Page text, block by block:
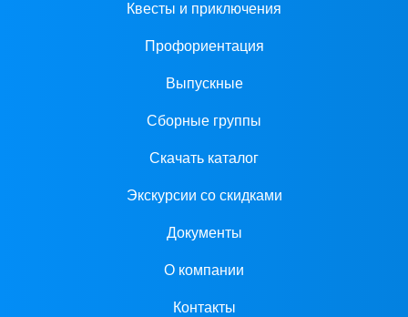
Квесты и приключения
Профориентация
Выпускные
Сборные группы
Скачать каталог
Экскурсии со скидками
Документы
О компании
Контакты